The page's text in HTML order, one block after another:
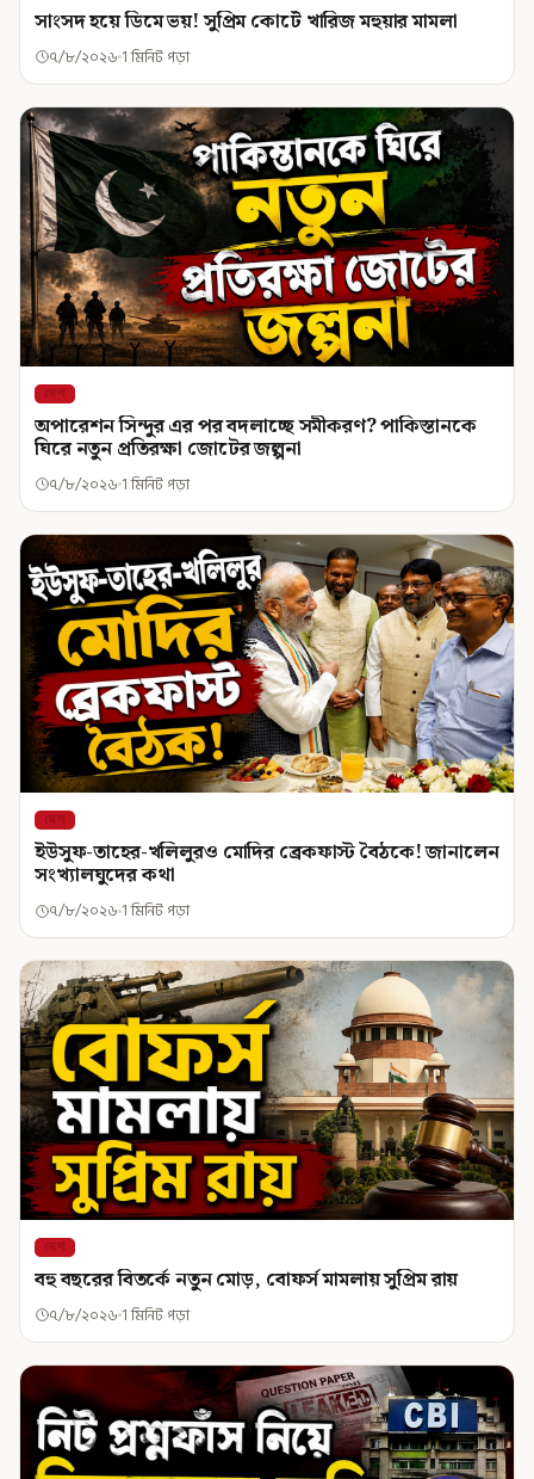
সাংসদ হয়ে ডিমে ভয়! সুপ্রিম কোর্টে খারিজ মহুয়ার মামলা
৭/৮/২০২৬ 1 মিনিট পড়া
দেশ
অপারেশন সিন্দুর এর পর বদলাচ্ছে সমীকরণ? পাকিস্তানকে
ঘিরে নতুন প্রতিরক্ষা জোটের জল্পনা
৭/৮/২০২৬ 1 মিনিট পড়া
দেশ
ইউসুফ-তাহের-খলিলুরও মোদির ব্রেকফাস্ট বৈঠকে! জানালেন
সংখ্যালঘুদের কথা
৭/৮/২০২৬ 1 মিনিট পড়া
দেশ
বহু বছরের বিতর্কে নতুন মোড়, বোফর্স মামলায় সুপ্রিম রায়
৭/৮/২০২৬ 1 মিনিট পড়া